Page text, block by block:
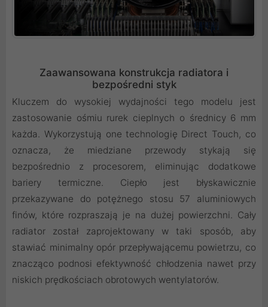
Zaawansowana konstrukcja radiatora i
bezpośredni styk
Kluczem do wysokiej wydajności tego modelu jest
zastosowanie ośmiu rurek cieplnych o średnicy 6 mm
każda. Wykorzystują one technologię Direct Touch, co
oznacza, że miedziane przewody stykają się
bezpośrednio z procesorem, eliminując dodatkowe
bariery termiczne. Ciepło jest błyskawicznie
przekazywane do potężnego stosu 57 aluminiowych
finów, które rozpraszają je na dużej powierzchni. Cały
radiator został zaprojektowany w taki sposób, aby
stawiać minimalny opór przepływającemu powietrzu, co
znacząco podnosi efektywność chłodzenia nawet przy
niskich prędkościach obrotowych wentylatorów.